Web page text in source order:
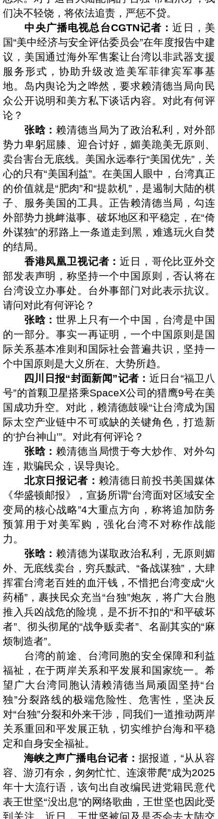
们决不轻饶，将依法追责，严惩不贷。
中央广播电视总台CGTN记者：近日，美
国“美中经济与安全评估委员会”在年度报告中建
议，美国通过海外军售案让台湾以非武器支援
服务形式，协助升级改造美军菲律宾军事基
地。岛内舆论为之哗然，要求赖清德当局向民
众公开说明和美方私下谈话内容。对此有何评
论？
张晗： 赖清德当局为了政治私利，对外部
势力卑躬屈膝、迎合讨好，媚美跪美无原则、
卖台害台无底线。美国永远奉行“美国优先”，关
心的只有“美国利益”。在美国人眼中，台湾真正
的价值就是“肥肉”和“提款机”，是遏制大陆的棋
子、服务美国的工具。正告赖清德当局，勾连
外部势力挑衅滋事、破坏地区和平稳定，在“倚
外谋独”的邪路上一条道走到黑，难逃玩火自焚
的结局。
香港凤凰卫视记者：近日，哥伦比亚外交
部发表声明，称坚持一个中国原则，否认将在
台湾设立办事处。台外事部门对此表示抗议。
请问对此有何评论？
张晗：世界上只有一个中国，台湾是中国
的一部分。事实一再证明，一个中国原则是国
际关系基本准则和国际社会普遍共识，坚持一
个中国原则是大义所在、大势所趋。
四川日报“封面新闻”记者： 近日台“福卫八
号”的首颗卫星搭乘SpaceX公司的猎鹰9号在美
国成功升空。对此，赖清德鼓噪“让台湾成为国
际太空产业链中不可或缺的关键角色，打造新
的‘护台神山’”。对此有何评论？
张晗： 赖清德当局惯于夸大炒作、对外勾
连，欺骗民众，误导舆论。
北京日报记者： 赖清德日前投书美国媒体
《华盛顿邮报》，宣扬所谓“台湾面对区域安全
变局的核心战略”4大重点方向，称将追加防务
预算用于对美军购，强化台湾不对称作战能
力。
张晗： 赖清德为谋取政治私利，无原则媚
外、无底线卖台，穷兵黩武、“备战谋独”，大肆
挥霍台湾老百姓的血汗钱，不惜把台湾变成“火
药桶”，裹挟民众充当“台独”炮灰，将广大台胞
推入兵凶战危的险境，是不折不扣的“和平破坏
者”、彻头彻尾的“战争贩卖者”、名副其实的“麻
烦制造者”。
台湾的前途、台湾同胞的安全保障和利益
福祉，在于两岸关系和平发展和国家统一。希
望广大台湾同胞认清赖清德当局顽固坚持“台
独”分裂路线的极端危险性、危害性，坚决反
对“台独”分裂和外来干涉，同我们一道推动两岸
关系重回和平发展正轨，切实维护台海和平稳
定和自身安全福祉。
海峡之声广播电台记者： 据报道，“从从容
容、游刃有余，匆匆忙忙、连滚带爬”成为2025
年十大流行语，该句出自改编民进党籍民意代
表王世坚“没出息”的网络歌曲，王世坚也因此受
到关注。近日，王世坚被问及是否会去大陆交